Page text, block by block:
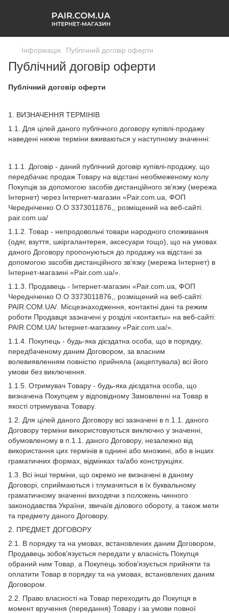
Інформація Публічний договір оферти
Публічний договір оферти
Публічний договір оферти
1. ВИЗНАЧЕННЯ ТЕРМІНІВ
1.1. Для цілей даного публічного договору купівлі-продажу
наведені нижче терміни вживаються у наступному значенні:
1.1.1. Договір - даний публічний договір купівлі-продажу, що
передбачає продаж Товару на відстані необмеженому колу
Покупців за допомогою засобів дистанційного зв’язку (мережа
Інтернет) через Інтернет-магазин «Pair.com.ua, ФОП
Чередніченко О.О 3373011876,, розміщений на веб-сайті:
pair.com.ua/
1.1.2. Товар - непродовольчі товари народного споживання
(одяг, взуття, шкіргалантерея, аксесуари тощо), що на умовах
даного Договору пропонуються до продажу на відстані за
допомогою засобів дистанційного зв’язку (мережа Інтернет) в
Інтернет-магазині «Pair.com.ua/».
1.1.3. Продавець - Інтернет-магазин «Pair.com.ua, ФОП
Чередніченко О.О 3373011876,, розміщений на веб-сайті:
PAIR.COM.UA/. Місцезнаходження, контактні дані та режим
роботи Продавця зазначені у розділі «контакты» на веб-сайті:
PAIR.COM.UA/ Інтернет-магазину «Pair.com.ua/».
1.1.4. Покупець - будь-яка дієздатна особа, що в порядку,
передбаченому даним Договором, за власним
волевиявленням повністю прийняла (акцептувала) всі його
умови без виключення.
1.1.5. Отримувач Товару - будь-яка дієздатна особа, що
визначена Покупцем у відповідному Замовленні на Товар в
якості отримувача Товару.
1.2. Для цілей даного Договору всі зазначені в п.1.1. даного
Договору терміни використовуються виключно у значенні,
обумовленому в п.1.1. даного Договору, незалежно від
використання цих термінів в однині або множині, або в інших
граматичних формах, відмінках та/або конструкціях.
1.3. Всі інші терміни, що окремо не визначені в даному
Договорі, сприймаються і тлумачяться в їх буквальному
граматичному значенні виходячи з положень чинного
законодавства України, звичаїв ділового обороту, а також мети
та предмету даного Договору.
2. ПРЕДМЕТ ДОГОВОРУ
2.1. В порядку та на умовах, встановлених даним Договором,
Продавець зобов’язується передати у власність Покупця
обраний ним Товар, а Покупець зобов’язується прийняти та
оплатити Товар в порядку та на умовах, встановлених даним
Договором.
2.2. Право власності на Товар переходить до Покупця в
момент вручення (передання) Товару і за умови повної